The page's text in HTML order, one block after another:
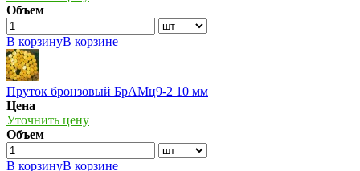
Объем
В корзинуВ корзине
Пруток бронзовый БрАМц9-2 10 мм
Цена
Уточнить цену
Объем
В корзинуВ корзине